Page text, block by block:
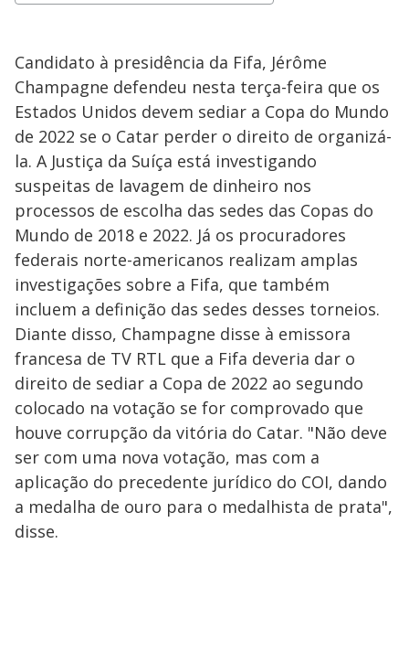
Candidato à presidência da Fifa, Jérôme
Champagne defendeu nesta terça-feira que os
Estados Unidos devem sediar a Copa do Mundo
de 2022 se o Catar perder o direito de organizá-
la. A Justiça da Suíça está investigando
suspeitas de lavagem de dinheiro nos
processos de escolha das sedes das Copas do
Mundo de 2018 e 2022. Já os procuradores
federais norte-americanos realizam amplas
investigações sobre a Fifa, que também
incluem a definição das sedes desses torneios.
Diante disso, Champagne disse à emissora
francesa de TV RTL que a Fifa deveria dar o
direito de sediar a Copa de 2022 ao segundo
colocado na votação se for comprovado que
houve corrupção da vitória do Catar. "Não deve
ser com uma nova votação, mas com a
aplicação do precedente jurídico do COI, dando
a medalha de ouro para o medalhista de prata",
disse.